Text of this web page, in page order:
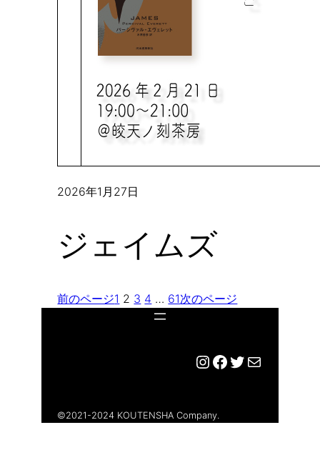
2026年1月27日
ジェイムズ
前のページ1 2 3 4 … 61次のページ
Instagram
Facebook
Twitter
メール
©︎2021-2024 KOUTENSHA Company.